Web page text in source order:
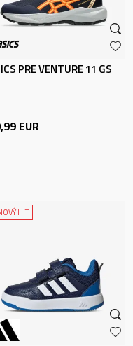
PRE VENTURE 11 GS
EUR
HIT